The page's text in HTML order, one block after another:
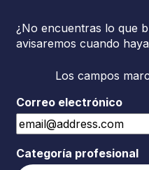
¿No encuentras lo que
avisaremos cuando
Los campos
Correo electrónico
Categoría profesional